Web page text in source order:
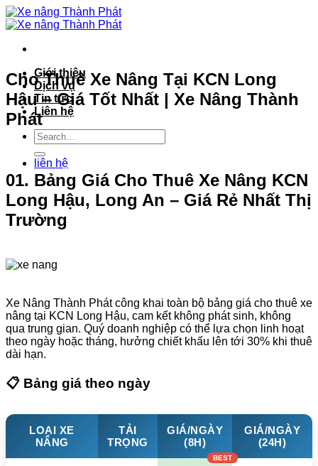
Bỏ
qua
dung
Giới thiệu
Dịch vụ
Tin tức
Liên hệ
liên hệ
Cho Thuê Xe Nâng Tại KCN Long
Hậu – Giá Tốt Nhất | Xe Nâng Thành
Phát
01. Bảng Giá Cho Thuê Xe Nâng KCN
Long Hậu, Long An – Giá Rẻ Nhất Thị
Trường
Xe Nâng Thành Phát công khai toàn bộ bảng giá cho thuê xe
nâng tại KCN Long Hậu, cam kết không phát sinh, không
qua trung gian. Quý doanh nghiệp có thể lựa chọn linh hoạt
theo ngày hoặc tháng, hưởng chiết khấu lên tới 30% khi thuê
dài hạn.
📋 Bảng giá theo ngày
LOẠI XE
NÂNG
TẢI
TRỌNG
GIÁ/NGÀY
(8H)
GIÁ/NGÀY
(24H)